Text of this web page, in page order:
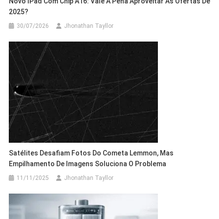
2025?
30/07/2026 Jhonathan Tayllor
Satélites Desafiam Fotos Do Cometa Lemmon, Mas
Empilhamento De Imagens Soluciona O Problema
11/11/2025 Jhonathan Tayllor